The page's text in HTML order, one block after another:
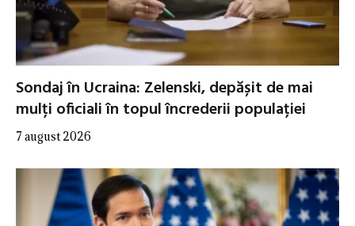
Sondaj în Ucraina: Zelenski, depășit de mai
mulți oficiali în topul încrederii populației
7 august 2026